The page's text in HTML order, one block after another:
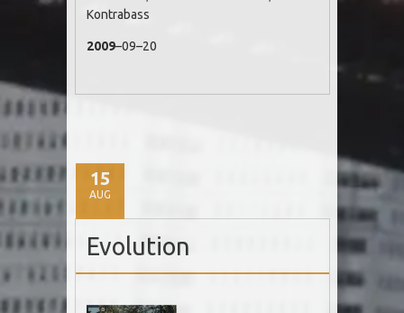
Kontrabass
2009–09–20
15
AUG
Evolution